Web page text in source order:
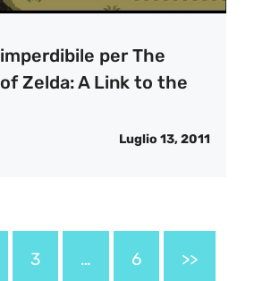
per The
Zelda: A Link to the
Luglio 13, 2011
3 … 6 >>